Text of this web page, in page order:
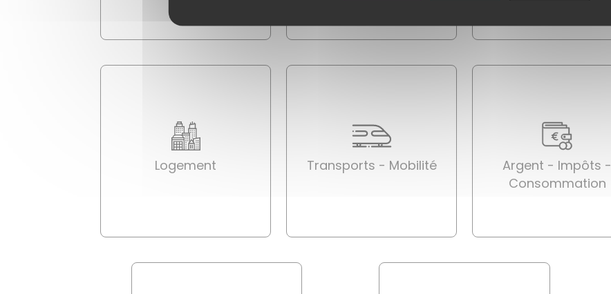
Logement Transports - Mobilité
Argent - Impôts -
Consommation